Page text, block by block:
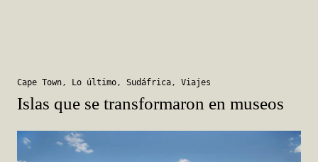
Cape Town, Lo último, Sudáfrica, Viajes
Islas que se transformaron en museos